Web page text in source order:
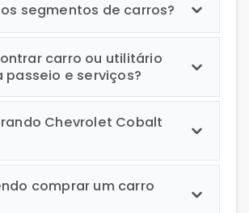
segmentos de carros?
carro ou utilitário
passeio e serviços?
Chevrolet Cobalt
comprar um carro